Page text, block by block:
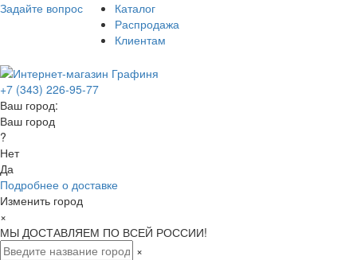
Задайте вопрос
Каталог
Распродажа
Клиентам
+7 (343) 226-95-77
Ваш город:
Ваш город
?
Нет
Да
Подробнее о доставке
Изменить город
×
МЫ ДОСТАВЛЯЕМ ПО ВСЕЙ РОССИИ!
×